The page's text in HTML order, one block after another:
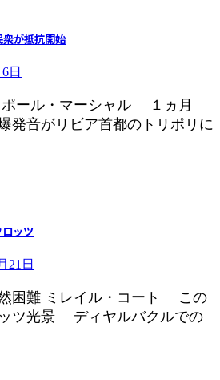
が抵抗開始
日
ポール・マーシャル １ヵ月
発音がリビア首都のトリポリに
ッツ
21日
困難 ミレイル・コート この
ツ光景 ディヤルバクルでの